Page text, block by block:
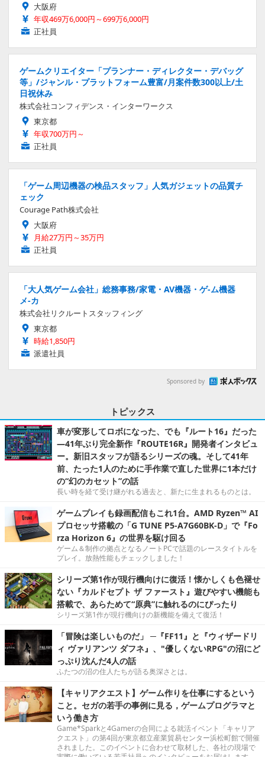
大阪府
年収469万6,000円～699万6,000円
正社員
ゲームクリエイター「プランナー・ディレクター・デバッグ
等」/ジャンル・プラットフォーム豊富/月案件数300以上/土
日祝休み
株式会社コンフィデンス・インターワークス
東京都
年収700万円～
正社員
「ゲーム周辺機器の検品スタッフ」人気ガジェットの品質チ
ェック
Courage Path株式会社
大阪府
月給27万円～35万円
正社員
「大人気ゲーム会社」総務事務/家電・AV機器・ゲ-ム機器
メ-カ
株式会社リクルートスタッフィング
東京都
時給1,850円
派遣社員
Sponsored by
トピックス
車が変形してロボになった、でも『ルート16』だった
―41年ぶり完全新作『ROUTE16R』開発者インタビュ
ー。新旧スタッフが語るシリーズの魂。そして41年
前、たった1人のために手作業で直した世界に1本だけ
の“幻のカセット”の話
長い時を経て受け継がれる過去と、新たに生まれるものとは。
ゲームプレイも録画配信もこれ1台。AMD Ryzen™ AI
プロセッサ搭載の「G TUNE P5-A7G60BK-D」で『Fo
rza Horizon 6』の世界を駆け回る
ゲーム＆制作の拠点となるノートPCで話題のレースタイトルを
プレイ。放熱性能もチェックしました！
シリーズ第1作が現行機向けに復活！懐かしくも色褪せ
ない『カルドセプト ザ ファースト』遊びやすい機能も
搭載で、あらためて“原典”に触れるのにぴったり
シリーズ第1作が現行機向けの新機能を備えて復活！
「冒険は楽しいものだ」 ─『FF11』と『ウィザードリ
ィ ヴァリアンツ ダフネ』、"優しくないRPG"の沼にど
っぷり沈んだ4人の話
ふたつの沼の住人たちが語る奥深さとは。
【キャリアクエスト】ゲーム作りを仕事にするという
こと。セガの若手の事例に見る，ゲームプログラマと
いう働き方
Game*Sparkと4Gamerの合同による就活イベント「キャリア
クエスト」の第4回が東京都立産業貿易センター浜松町館で開催
されました。このイベントに合わせて取材した、各社の現場で